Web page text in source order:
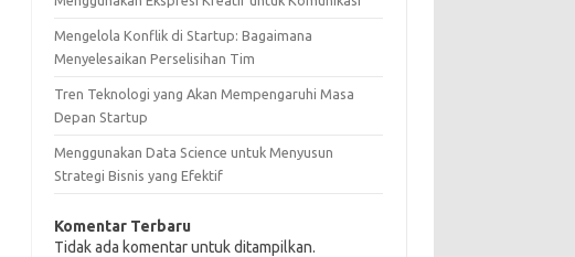
Mengelola Konflik di Startup: Bagaimana
Menyelesaikan Perselisihan Tim
Tren Teknologi yang Akan Mempengaruhi Masa
Depan Startup
Menggunakan Data Science untuk Menyusun
Strategi Bisnis yang Efektif
Komentar Terbaru
Tidak ada komentar untuk ditampilkan.